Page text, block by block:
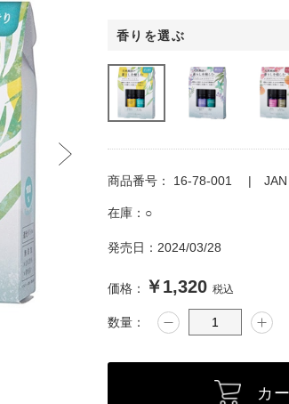
香りを選ぶ
在庫： ○
発売日： 2024/03/28
価格： ￥1,320 税込
商品番号： 16-78-001 JAN
数量：
カ